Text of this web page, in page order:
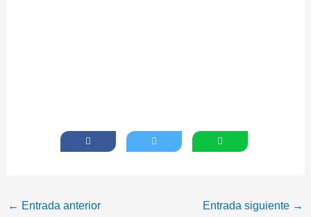
← Entrada anterior Entrada siguiente →